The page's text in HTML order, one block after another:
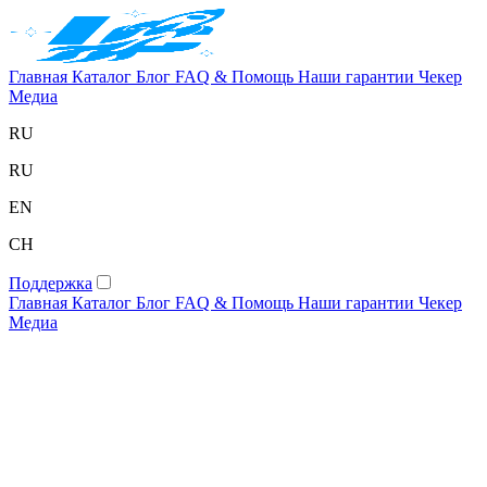
Главная Каталог Блог FAQ & Помощь Наши гарантии Чекер
Медиа
RU
RU
EN
CH
Поддержка
Главная Каталог Блог FAQ & Помощь Наши гарантии Чекер
Медиа